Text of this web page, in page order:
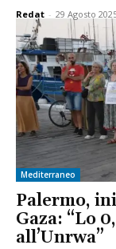
Redat - 29 Agosto
Mediterraneo
Palermo,
Gaza: “Lo
all’Unrwa”